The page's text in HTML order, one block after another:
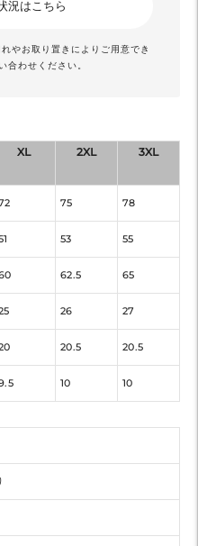
況はこちら
やお取り置きによりご用意でき
合わせください。
XL 2XL 3XL
75 78
53 55
62.5 65
26 27
20.5 20.5
10 10